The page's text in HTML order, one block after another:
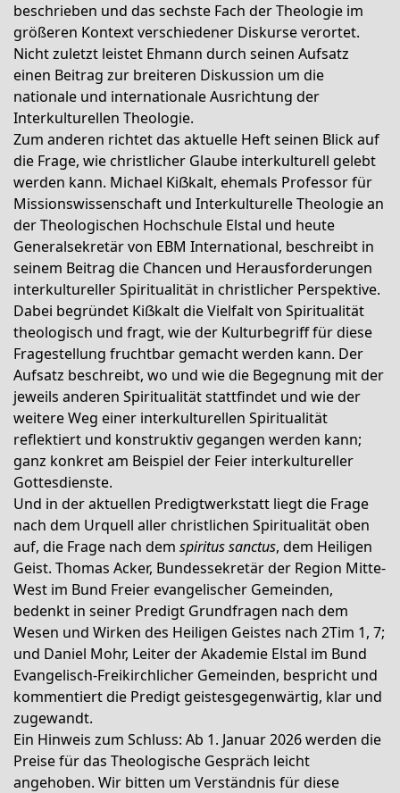
beschrieben und das sechste Fach der Theologie im
größeren Kontext verschiedener Diskurse verortet.
Nicht zuletzt leistet Ehmann durch seinen Aufsatz
einen Beitrag zur breiteren Diskussion um die
nationale und internationale Ausrichtung der
Interkulturellen Theologie.
Zum anderen richtet das aktuelle Heft seinen Blick auf
die Frage, wie christlicher Glaube interkulturell gelebt
werden kann. Michael Kiẞkalt, ehemals Professor für
Missionswissenschaft und Interkulturelle Theologie an
der Theologischen Hochschule Elstal und heute
Generalsekretär von EBM International, beschreibt in
seinem Beitrag die Chancen und Herausforderungen
interkultureller Spiritualität in christlicher Perspektive.
Dabei begründet Kiẞkalt die Vielfalt von Spiritualität
theologisch und fragt, wie der Kulturbegriff für diese
Fragestellung fruchtbar gemacht werden kann. Der
Aufsatz beschreibt, wo und wie die Begegnung mit der
jeweils anderen Spiritualität stattfindet und wie der
weitere Weg einer interkulturellen Spiritualität
reflektiert und konstruktiv gegangen werden kann;
ganz konkret am Beispiel der Feier interkultureller
Gottesdienste.
Und in der aktuellen Predigtwerkstatt liegt die Frage
nach dem Urquell aller christlichen Spiritualität oben
auf, die Frage nach dem spiritus sanctus, dem Heiligen
Geist. Thomas Acker, Bundessekretär der Region Mitte-
West im Bund Freier evangelischer Gemeinden,
bedenkt in seiner Predigt Grundfragen nach dem
Wesen und Wirken des Heiligen Geistes nach 2Tim 1, 7;
und Daniel Mohr, Leiter der Akademie Elstal im Bund
Evangelisch-Freikirchlicher Gemeinden, bespricht und
kommentiert die Predigt geistesgegenwärtig, klar und
zugewandt.
Ein Hinweis zum Schluss: Ab 1. Januar 2026 werden die
Preise für das Theologische Gespräch leicht
angehoben. Wir bitten um Verständnis für diese